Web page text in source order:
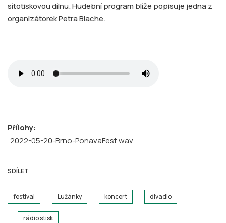
sítotiskovou dílnu. Hudební program blíže popisuje jedna z
organizátorek Petra Biache.
Přílohy:
2022-05-20-Brno-PonavaFest.wav
SDÍLET
festival Lužánky koncert divadlo
rádio stisk